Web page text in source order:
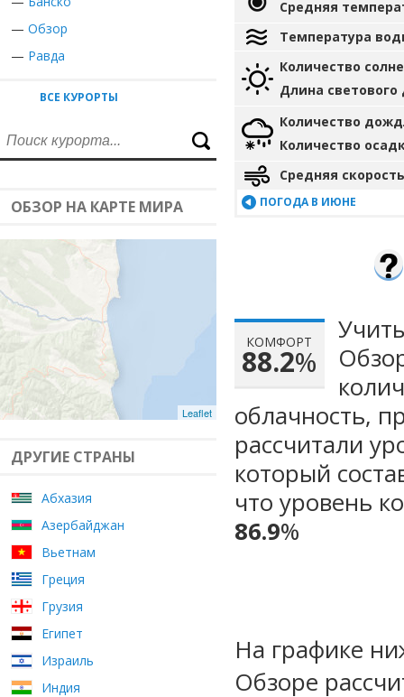
— Обзор
— Равда
ВСЕ КУРОРТЫ
ОБЗОР НА КАРТЕ МИРА
Leaflet
ДРУГИЕ СТРАНЫ
Абхазия
Азербайджан
Вьетнам
Греция
Грузия
Египет
Израиль
Индия
Средняя
Температура
Количество
Длина светового
Количество
Количество
Средняя
ПОГОДА В ИЮНЕ
КОМФОРТ
88.2%
облачность,
рассчитали
который
что уровень
86.9%
На графике
Обзоре